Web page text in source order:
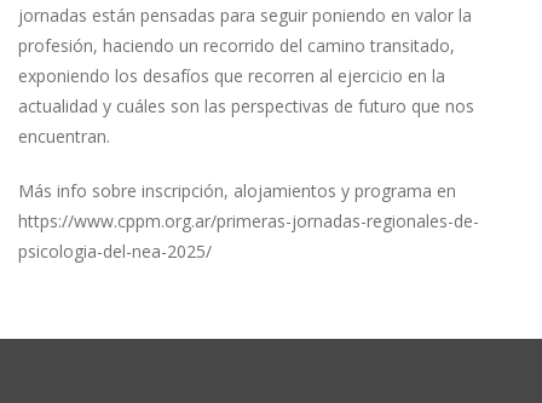
jornadas están pensadas para seguir poniendo en valor la
profesión, haciendo un recorrido del camino transitado,
exponiendo los desafíos que recorren al ejercicio en la
actualidad y cuáles son las perspectivas de futuro que nos
encuentran.
Más info sobre inscripción, alojamientos y programa en
https://www.cppm.org.ar/primeras-jornadas-regionales-de-
psicologia-del-nea-2025/